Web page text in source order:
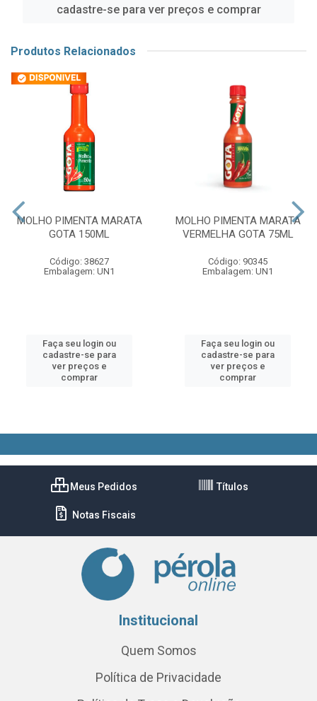
cadastre-se para ver preços e comprar
Produtos Relacionados
MOLHO PIMENTA MARATA
GOTA 150ML
Código: 38627
Embalagem: UN1
Faça seu login ou
cadastre-se para
ver preços e
comprar
MOLHO PIMENTA MARATA
VERMELHA GOTA 75ML
Código: 90345
Embalagem: UN1
Faça seu login ou
cadastre-se para
ver preços e
comprar
Meus Pedidos Títulos
Notas Fiscais
Institucional
Quem Somos
Política de Privacidade